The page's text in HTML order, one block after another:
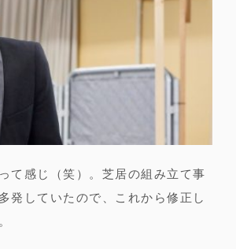
て感じ（笑）。芝居の組み立て事
発していたので、これから修正し